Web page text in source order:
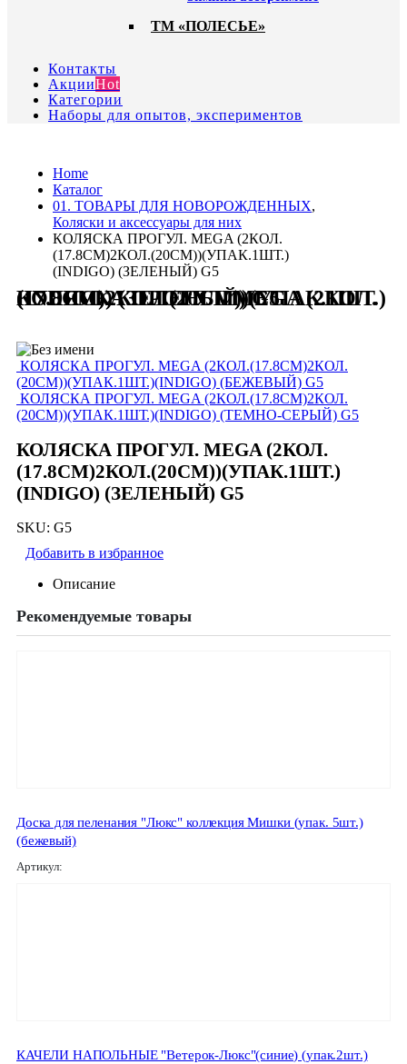
ТМ «ПОЛЕСЬЕ»
Контакты
АкцииHot
Категории
Наборы для опытов, экспериментов
Home
Каталог
01. ТОВАРЫ ДЛЯ НОВОРОЖДЕННЫХ,
Коляски и аксессуары для них
КОЛЯСКА ПРОГУЛ. MEGA (2КОЛ.
(17.8СМ)2КОЛ.(20СМ))(УПАК.1ШТ.)
(INDIGO) (ЗЕЛЕНЫЙ) G5
КОЛЯСКА ПРОГУЛ. MEGA (2КОЛ.(17.8СМ)2КОЛ.(20СМ))(УПАК.1ШТ.)(INDIGO) (ЗЕЛЕНЫЙ) G5
КОЛЯСКА ПРОГУЛ. MEGA (2КОЛ.(17.8СМ)2КОЛ.
(20СМ))(УПАК.1ШТ.)(INDIGO) (БЕЖЕВЫЙ) G5
КОЛЯСКА ПРОГУЛ. MEGA (2КОЛ.(17.8СМ)2КОЛ.
(20СМ))(УПАК.1ШТ.)(INDIGO) (ТЕМНО-СЕРЫЙ) G5
КОЛЯСКА ПРОГУЛ. MEGA (2КОЛ.
(17.8СМ)2КОЛ.(20СМ))(УПАК.1ШТ.)
(INDIGO) (ЗЕЛЕНЫЙ) G5
SKU: G5
Добавить в избранное
Описание
Рекомендуемые товары
Доска для пеленания "Люкс" коллекция Мишки (упак. 5шт.)
(бежевый)
Артикул:
КАЧЕЛИ НАПОЛЬНЫЕ "Ветерок-Люкс"(синие) (упак.2шт.)